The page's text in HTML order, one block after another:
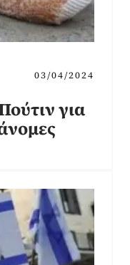
03/04/2024
για